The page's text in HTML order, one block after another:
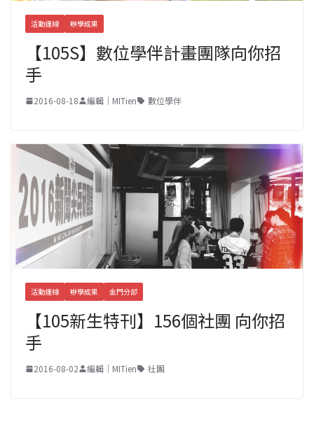
活動連線 辦學成果
【105S】數位學伴計畫團隊向你招
手
2016-08-18 編輯｜MITien 數位學伴
活動連線 辦學成果 金門分部
【105新生特刊】156個社團 向你招
手
2016-08-02 編輯｜MITien 社團